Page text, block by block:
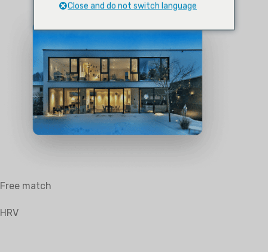
Free match
HRV
Close and do not switch language